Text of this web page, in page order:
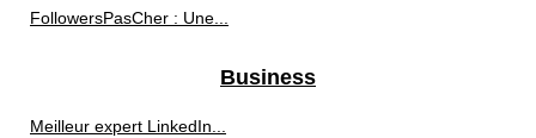
FollowersPasCher : Une...
Business
Meilleur expert LinkedIn...